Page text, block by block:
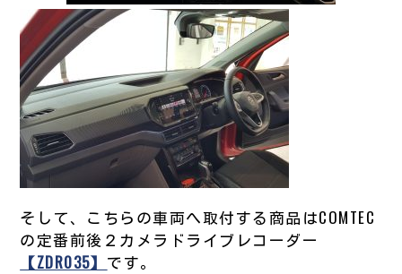
そして、こちらの車両へ取付する商品はCOMTEC
の定番前後２カメラドライブレコーダー
【ZDR035】 です。